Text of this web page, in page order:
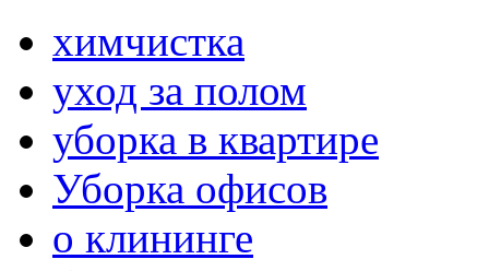
химчистка
уход за полом
уборка в квартире
Уборка офисов
о клининге